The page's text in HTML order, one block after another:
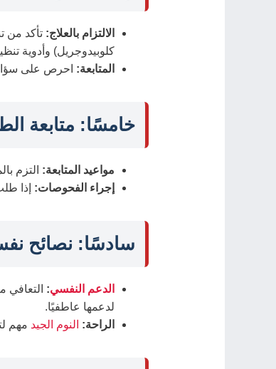
الالتزام بالعلاج: تأكد من
كلوبيدوجريل) وأدوية
المتابعة: احرص على سؤال
خامسًا: متابعة
مواعيد المتابعة: التزم
إجراء الفحوصات: إذا
سادسًا: نصائح
الدعم النفسي: التعافي
لدعمها عاطفيًا.
الراحة: النوم الجيد مهم